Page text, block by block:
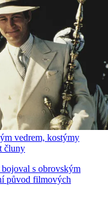
vedrem, kostýmy
čluny
s obrovským
původ filmových